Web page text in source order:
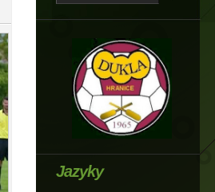
Jazyky